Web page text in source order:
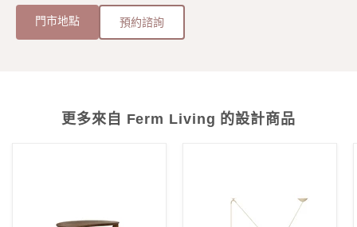
門市地點 預約諮詢
更多來自 Ferm Living 的設計商品